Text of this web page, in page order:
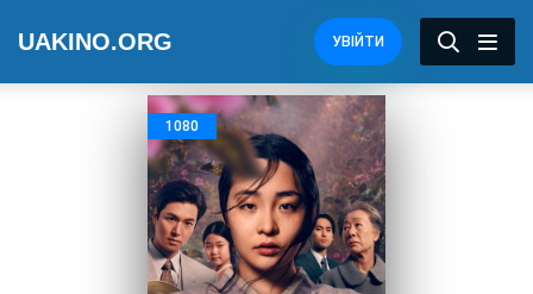
UAKINO.ORG УВІЙТИ
1080